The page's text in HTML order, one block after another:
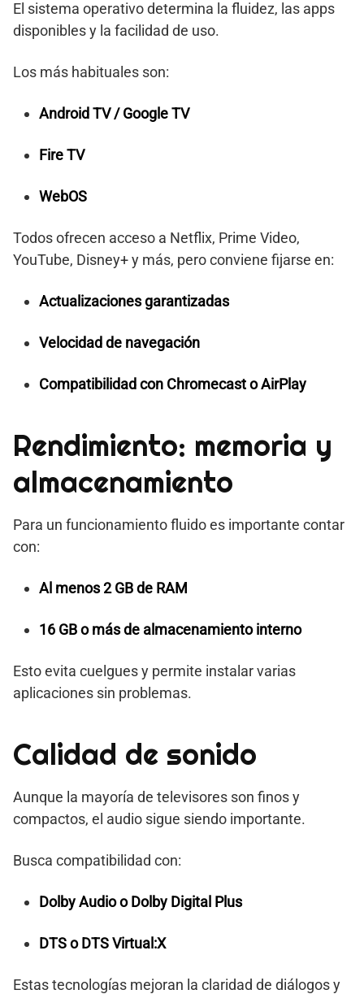
El sistema operativo determina la fluidez, las apps
disponibles y la facilidad de uso.
Los más habituales son:
Android TV / Google TV
Fire TV
WebOS
Todos ofrecen acceso a Netflix, Prime Video,
YouTube, Disney+ y más, pero conviene fijarse en:
Actualizaciones garantizadas
Velocidad de navegación
Compatibilidad con Chromecast o AirPlay
Rendimiento: memoria y
almacenamiento
Para un funcionamiento fluido es importante contar
con:
Al menos 2 GB de RAM
16 GB o más de almacenamiento interno
Esto evita cuelgues y permite instalar varias
aplicaciones sin problemas.
Calidad de sonido
Aunque la mayoría de televisores son finos y
compactos, el audio sigue siendo importante.
Busca compatibilidad con:
Dolby Audio o Dolby Digital Plus
DTS o DTS Virtual:X
Estas tecnologías mejoran la claridad de diálogos y